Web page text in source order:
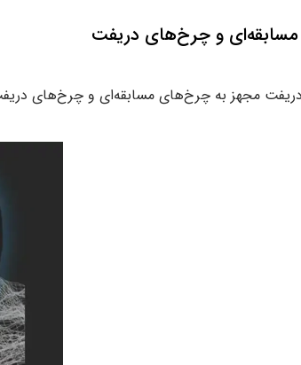
و چرخ‌های دریفت
مجهز به چرخ‌های مسابقه‌ای و چرخ‌های